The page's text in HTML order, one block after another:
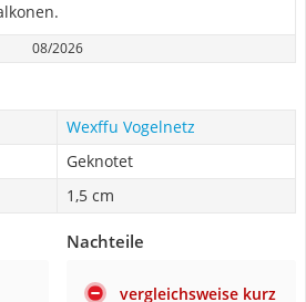
08/2026
Wexffu Vogelnetz
Geknotet
1,5 cm
Nachteile
vergleichsweise kurz